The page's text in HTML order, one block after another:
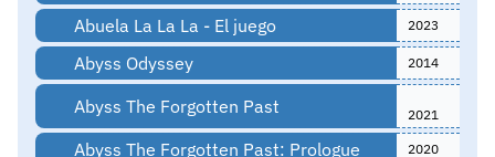
Abuela La La La - El juego 2023
Abyss Odyssey 2014
Abyss The Forgotten Past 2021
Abyss The Forgotten Past: Prologue 2020